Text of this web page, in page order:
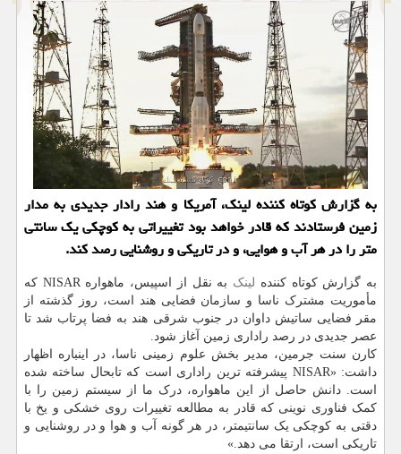
به گزارش کوتاه کننده لینک، آمریکا و هند رادار جدیدی به مدار
زمین فرستادند که قادر خواهد بود تغییراتی به کوچکی یک سانتی
متر را در هر آب و هوایی، و در تاریکی و روشنایی رصد کند.
به گزارش کوتاه کننده لینک
به نقل از اسپیس، ماهواره NISAR که
مأموریت مشترک ناسا و سازمان فضایی هند است، روز گذشته از
مقر فضایی ساتیش داوان در جنوب شرقی هند به فضا پرتاب شد تا
عصر جدیدی در رصد راداری زمین آغاز شود.
کارن سنت جرمین، مدیر بخش علوم زمینی ناسا، در اینباره اظهار
داشت: «NISAR پیشرفته ترین راداری است که تابحال ساخته شده
است. دانش حاصل از این ماهواره، درک ما از سیستم زمین را با
کمک فناوری نوینی که قادر به مطالعه تغییرات روی خشکی و یخ با
دقتی به کوچکی یک سانتیمتر، در هر گونه آب و هوا و در روشنایی و
تاریکی است، ارتقا می دهد.»